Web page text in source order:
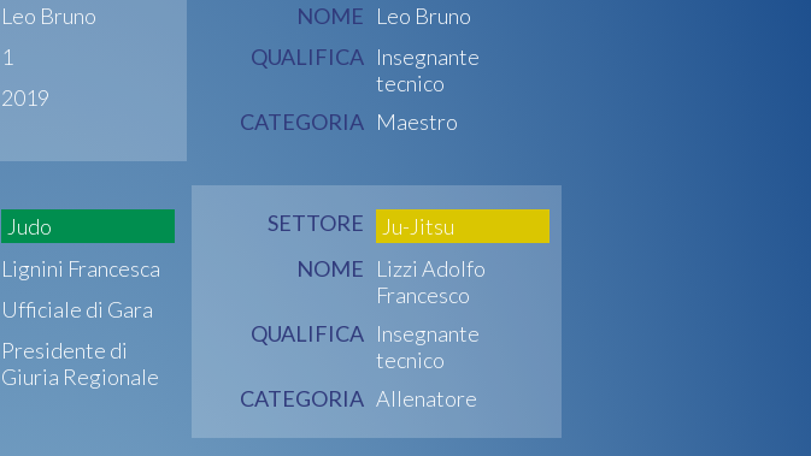
Leo Bruno
1
2019
NOME Leo Bruno
QUALIFICA Insegnante
tecnico
CATEGORIA Maestro
Judo
Lignini Francesca
Ufficiale di Gara
Presidente di
Giuria Regionale
SETTORE
Ju-Jitsu
NOME Lizzi Adolfo
Francesco
QUALIFICA Insegnante
tecnico
CATEGORIA Allenatore